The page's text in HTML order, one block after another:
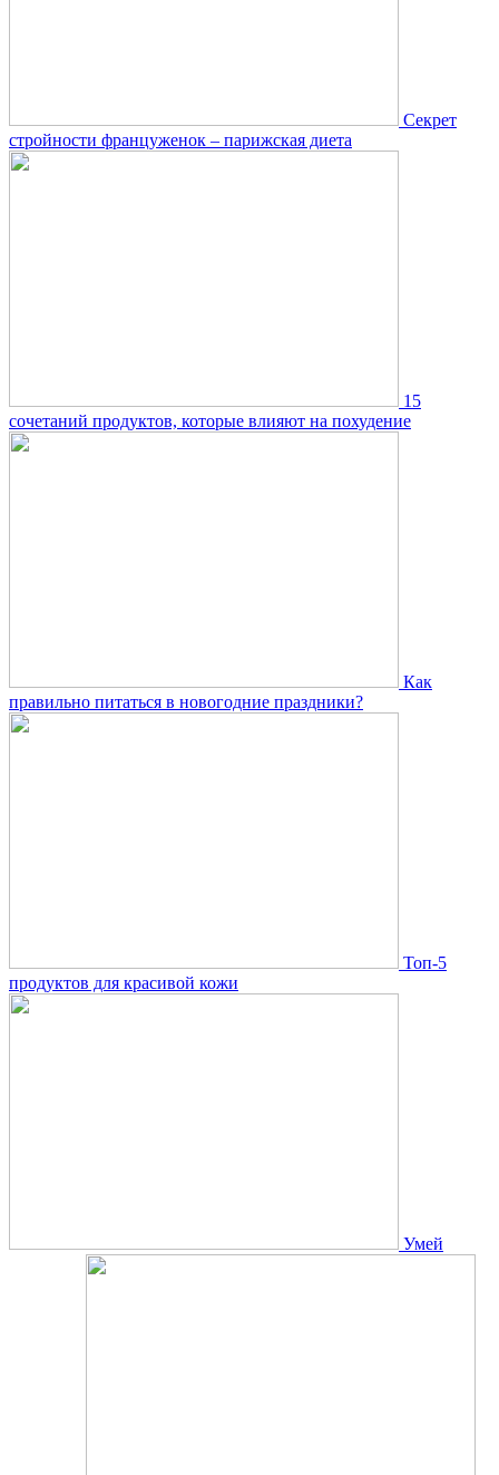
Секрет
стройности француженок – парижская диета
15
сочетаний продуктов, которые влияют на похудение
Как
правильно питаться в новогодние праздники?
Топ-5
продуктов для красивой кожи
Умей